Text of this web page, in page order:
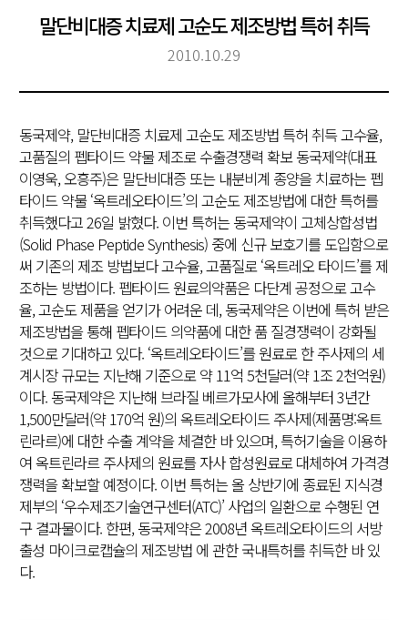
말단비대증 치료제 고순도 제조방법 특허 취득
2010.10.29
동국제약, 말단비대증 치료제 고순도 제조방법 특허 취득 고수율,
고품질의 펩타이드 약물 제조로 수출경쟁력 확보 동국제약(대표
이영욱, 오흥주)은 말단비대증 또는 내분비계 종양을 치료하는 펩
타이드 약물 ‘옥트레오타이드’의 고순도 제조방법에 대한 특허를
취득했다고 26일 밝혔다. 이번 특허는 동국제약이 고체상합성법
(Solid Phase Peptide Synthesis) 중에 신규 보호기를 도입함으로
써 기존의 제조 방법보다 고수율, 고품질로 ‘옥트레오 타이드’를 제
조하는 방법이다. 펩타이드 원료의약품은 다단계 공정으로 고수
율, 고순도 제품을 얻기가 어려운 데, 동국제약은 이번에 특허 받은
제조방법을 통해 펩타이드 의약품에 대한 품 질경쟁력이 강화될
것으로 기대하고 있다. ‘옥트레오타이드’를 원료로 한 주사제의 세
계시장 규모는 지난해 기준으로 약 11억 5천달러(약 1조 2천억원)
이다. 동국제약은 지난해 브라질 베르가모사에 올해부터 3년간
1,500만달러(약 170억 원)의 옥트레오타이드 주사제(제품명:옥트
린라르)에 대한 수출 계약을 체결한 바 있으며, 특허기술을 이용하
여 옥트린라르 주사제의 원료를 자사 합성원료로 대체하여 가격경
쟁력을 확보할 예정이다. 이번 특허는 올 상반기에 종료된 지식경
제부의 ‘우수제조기술연구센터(ATC)’ 사업의 일환으로 수행된 연
구 결과물이다. 한편, 동국제약은 2008년 옥트레오타이드의 서방
출성 마이크로캡슐의 제조방법 에 관한 국내특허를 취득한 바 있
다.